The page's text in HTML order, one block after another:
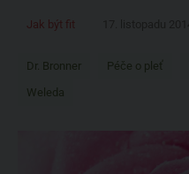
Jak být fit
Dr. Bronner Péče o pleť
Weleda